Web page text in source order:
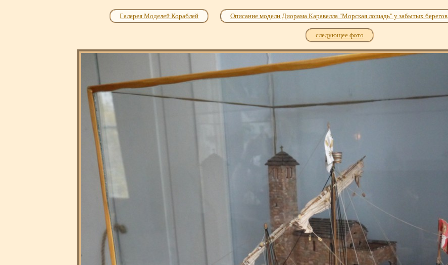
Галерея Моделей Кораблей Описание модели Диорама Каравелла "Морская лошадь" у забытых берегов
следующее фото